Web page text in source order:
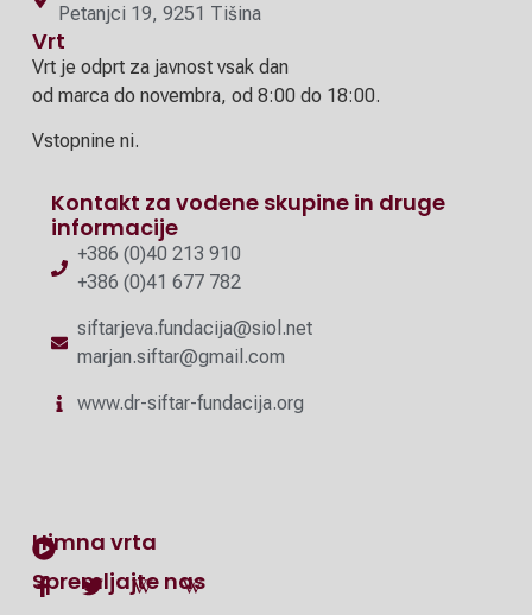
Petanjci 19, 9251 Tišina
Vrt
Vrt je odprt za javnost vsak dan
od marca do novembra, od 8:00 do 18:00.
Vstopnine ni.
Kontakt za vodene skupine in druge
informacije
+386 (0)40 213 910
+386 (0)41 677 782
siftarjeva.fundacija@siol.net
marjan.siftar@gmail.com
www.dr-siftar-fundacija.org
Himna vrta
Spremljajte nas